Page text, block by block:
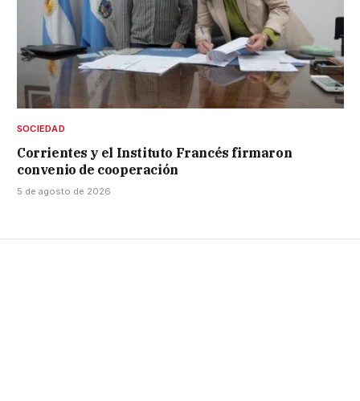
SOCIEDAD
Corrientes y el Instituto Francés firmaron
convenio de cooperación
5 de agosto de 2026